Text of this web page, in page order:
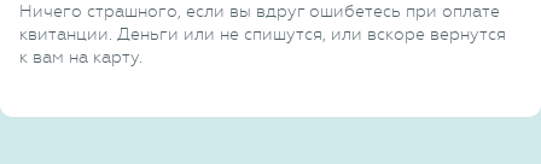
Ничего страшного, если вы вдруг ошибетесь при оплате
квитанции. Деньги или не спишутся, или вскоре вернутся
к вам на карту.